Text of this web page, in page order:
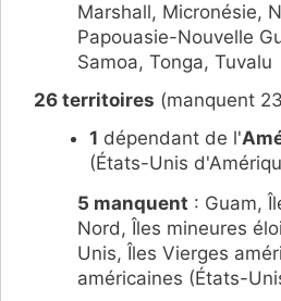
Marshall, Micronésie,
Papouasie-Nouvelle
Samoa, Tonga, Tuvalu
26 territoires (manquent
1 dépendant de l'
(États-Unis
5 manquent : Guam,
Nord, Îles mineures
Unis, Îles Vierges
américaines (États-